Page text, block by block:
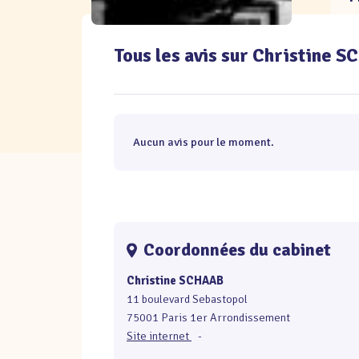
Tous les avis sur Christine
Aucun avis pour le moment.
Coordonnées du cabinet
Christine SCHAAB
11 boulevard Sebastopol
75001 Paris 1er Arrondissement
Site internet
-